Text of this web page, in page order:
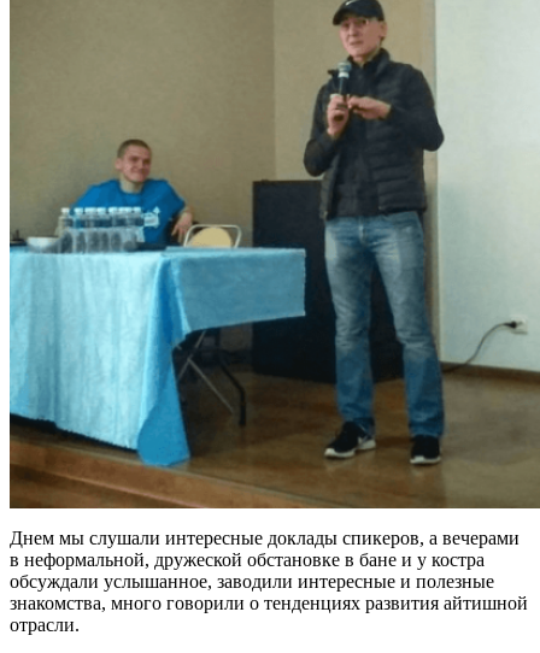
Днем мы слушали интересные доклады спикеров, а вечерами
в неформальной, дружеской обстановке в бане и у костра
обсуждали услышанное, заводили интересные и полезные
знакомства, много говорили о тенденциях развития айтишной
отрасли.